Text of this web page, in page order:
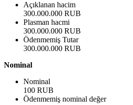
Açıklanan hacim
300.000.000 RUB
Plasman hacmi
300.000.000 RUB
Ödenmemiş Tutar
300.000.000 RUB
Nominal
Nominal
100 RUB
Ödenmemiş nominal değer